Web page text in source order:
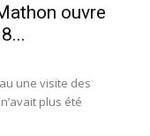
ouvre
une visite des
plus été